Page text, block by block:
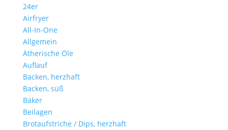
24er
Airfryer
All-In-One
Allgemein
Ätherische Öle
Auflauf
Backen, herzhaft
Backen, süß
Bäker
Beilagen
Brotaufstriche / Dips, herzhaft